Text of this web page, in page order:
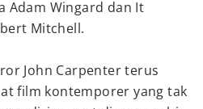
Adam Wingard dan It
Mitchell.
John Carpenter terus
film kontemporer yang tak